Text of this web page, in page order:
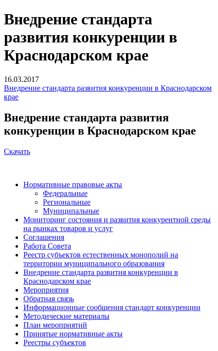
Внедрение стандарта
развития конкуренции в
Краснодарском крае
16.03.2017
Внедрение стандарта развития конкуренции в Краснодарском
крае
Внедрение стандарта развития
конкуренции в Краснодарском крае
Скачать
Нормативные правовые акты
Федеральные
Региональные
Муниципальные
Мониторинг состояния и развития конкурентной среды
на рынках товаров и услуг
Соглашения
Работа Совета
Реестр субъектов естественных монополий на
территории муниципального образования
Внедрение стандарта развития конкуренции в
Краснодарском крае
Мероприятия
Обратная связь
Информационные сообщения стандарт конкуренции
Методические материалы
План мероприятий
Принятые нормативные акты
Реестры субъектов